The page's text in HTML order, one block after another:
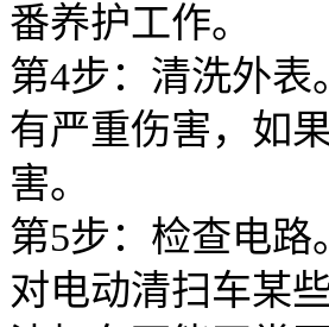
番养护工作。
第4步：清洗外
有严重伤害，如
害。
第5步：检查电
对电动清扫车某